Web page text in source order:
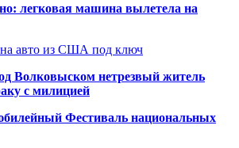
легковая машина вылетела на
авто из США под ключ
Волковыском нетрезвый житель
с милицией
Фестиваль национальных